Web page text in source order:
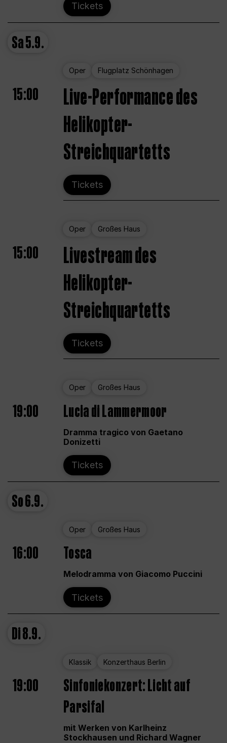
Tickets
Sa5.9.
Oper Flugplatz Schönhagen
15:00
Live-Performance des
Helikopter-
Streichquartetts
Tickets
Oper Großes Haus
15:00
Livestream des
Helikopter-
Streichquartetts
Tickets
Oper Großes Haus
19:00 Lucia di Lammermoor
Dramma tragico von Gaetano
Donizetti
Tickets
So6.9.
Oper Großes Haus
16:00 Tosca
Melodramma von Giacomo Puccini
Tickets
Di8.9.
Klassik Konzerthaus Berlin
19:00
Sinfoniekonzert: Licht auf
Parsifal
mit Werken von Karlheinz
Stockhausen und Richard Wagner